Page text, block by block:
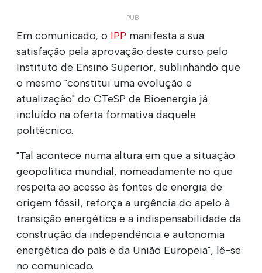
Em comunicado, o IPP manifesta a sua
satisfação pela aprovação deste curso pelo
Instituto de Ensino Superior, sublinhando que
o mesmo "constitui uma evolução e
atualização" do CTeSP de Bioenergia já
incluído na oferta formativa daquele
politécnico.
"Tal acontece numa altura em que a situação
geopolítica mundial, nomeadamente no que
respeita ao acesso às fontes de energia de
origem fóssil, reforça a urgência do apelo à
transição energética e a indispensabilidade da
construção da independência e autonomia
energética do país e da União Europeia", lê-se
no comunicado.